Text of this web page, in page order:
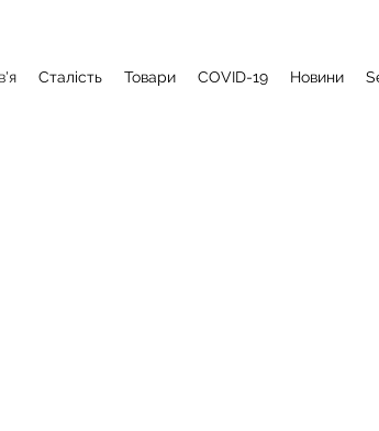
Сталість Товари COVID-19 Новини